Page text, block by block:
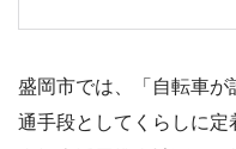
盛岡市では、「自転車
通手段としてくらしに